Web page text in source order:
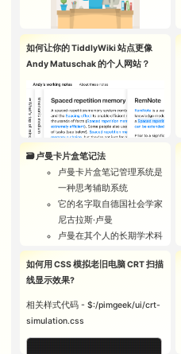
图片来自 Freepik 网站
您正在浏览的是一个基于
(TiddlyWiki)构建的个人公开数字
游乐园，内容主题涉及
🎮 数字游乐园 TiddlyWiki
等，
可利用屏幕顶部的全文搜索框自行
搜寻您感兴趣的关键词 (为了快速体
验，在下方也放置了同样的搜索框)
首次来访的朋友，可以点击
pimgeek笔记卡片了解作者的个人
简介，或点击近期在思考的
笔记更新等页面了解作者近期的主
如何让你的 TiddlyWiki 站点更像
Andy Matuschak 的个人网站？
本网站 🎮 学习者的数字游乐园
的
交互界面模仿了
Andy Matuschak 笔记网站 的展
示效果。如果你使用 TiddlyWiki
仿这种展示效果，可以考虑安装
Krystal插件。
🗃️ 卢曼卡片盒笔记法
卢曼卡片盒笔记管理系统是
一种思考辅助系统
它的名字取自德国社会学家
尼古拉斯·卢曼
卢曼在其个人的长期学术科
它
可以从两个角度观察它，一
是技术工具角度，二是信息
如何用 CSS 模拟老旧电脑 CRT 扫描
线显示效果?
相关样式代码 -$:/pimgeek/ui/crt-
simulation.css